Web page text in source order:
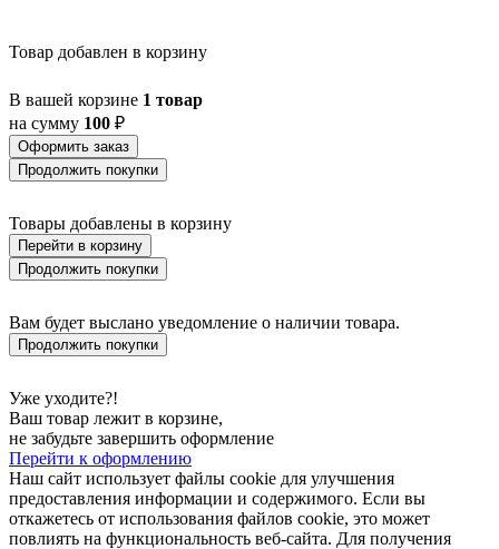
BARBOTTO
BARI-M
BARNSTAPLE
BASALGO 1
BASILANO
BASILDON
BATALLAS
BAZELY
BELCREDA
BELESAR
BELLIZZI
BELLSHILL
BENARIBA
BERHALA
BERNABETA
BERNABETTA
BERREGAS
BETAMPONA
BETSIAKA
BETULIA
Товар добавлен в корзину
В вашей корзине 1 товар
на сумму 100 ₽
Оформить заказ
Продолжить покупки
Товары добавлены в корзину
Перейти в корзину
Продолжить покупки
Вам будет выслано уведомление о наличии товара.
Продолжить покупки
Уже уходите?!
Ваш товар лежит в корзине,
не забудьте завершить оформление
Перейти к оформлению
Наш сайт использует файлы cookie для улучшения
предоставления информации и содержимого. Если вы
откажетесь от использования файлов cookie, это может
повлиять на функциональность веб-сайта. Для получения